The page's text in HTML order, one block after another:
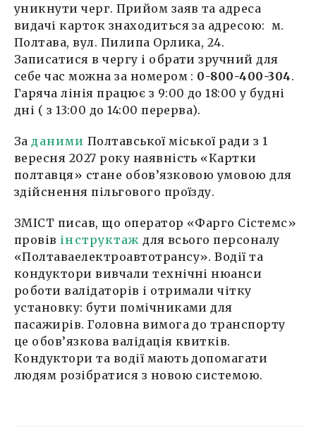
уникнути черг. Прийом заяв та адреса
видачі карток знаходиться за адресою: м.
Полтава, вул. Пилипа Орлика, 24.
Записатися в чергу і обрати зручний для
себе час можна за номером : 0-800-400-304.
Гаряча лінія працює з 9:00 до 18:00 у будні
дні ( з 13:00 до 14:00 перерва).
За даними Полтавської міської ради з 1
вересня 2027 року наявність «Картки
полтавця» стане обов’язковою умовою для
здійснення пільгового проїзду.
ЗМІСТ писав, що оператор «Фарго Сістемс»
провів інструктаж для всього персоналу
«Полтаваелектроавтотрансу». Водії та
кондуктори вивчали технічні нюанси
роботи валідаторів і отримали чітку
установку: бути помічниками для
пасажирів. Головна вимога до транспорту
це обов’язкова валідація квитків.
Кондуктори та водії мають допомагати
людям розібратися з новою системою.